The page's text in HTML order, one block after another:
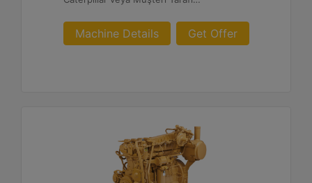
Machine Details Get Offer